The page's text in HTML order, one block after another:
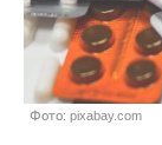
Фото: pixabay.com